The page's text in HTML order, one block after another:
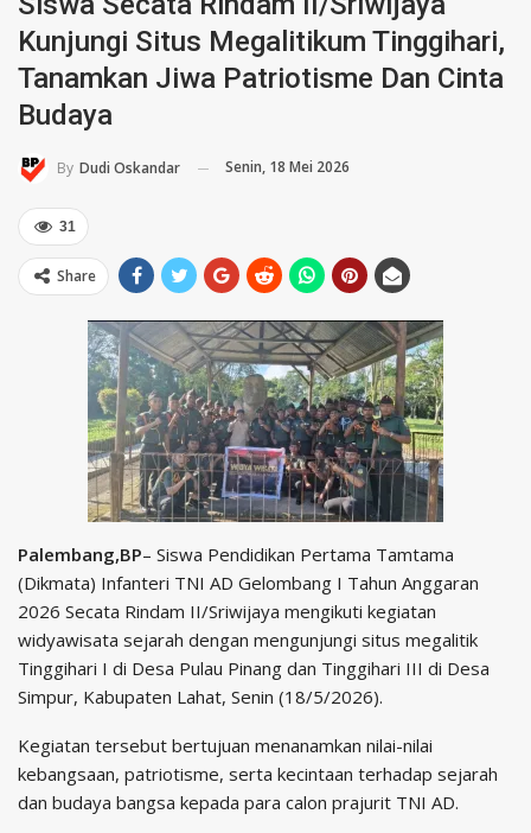
Kunjungi Situs Megalitikum Tinggihari,
Tanamkan Jiwa Patriotisme Dan Cinta
Budaya
By Dudi Oskandar Senin, 18 Mei 2026
31
Share
Palembang,BP– Siswa Pendidikan Pertama Tamtama
(Dikmata) Infanteri TNI AD Gelombang I Tahun Anggaran
2026 Secata Rindam II/Sriwijaya mengikuti kegiatan
widyawisata sejarah dengan mengunjungi situs megalitik
Tinggihari I di Desa Pulau Pinang dan Tinggihari III di Desa
Simpur, Kabupaten Lahat, Senin (18/5/2026).
Kegiatan tersebut bertujuan menanamkan nilai-nilai
kebangsaan, patriotisme, serta kecintaan terhadap sejarah
dan budaya bangsa kepada para calon prajurit TNI AD.